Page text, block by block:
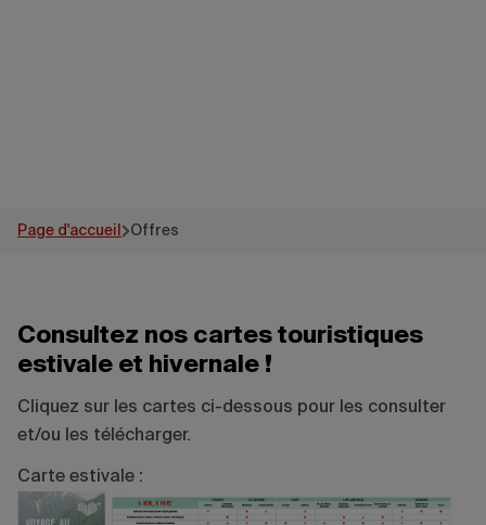
Page d'accueil Offres
Consultez nos cartes touristiques
estivale et hivernale !
Cliquez sur les cartes ci-dessous pour les consulter
et/ou les télécharger.
Carte estivale :